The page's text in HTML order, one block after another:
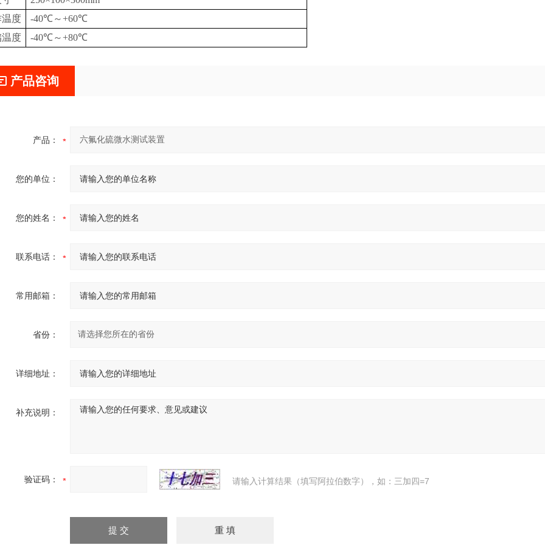
度
-40℃～+60℃
度
-40℃～+80℃
产品咨询
产品：
您的单位：
您的姓名：
联系电话：
常用邮箱：
省份：
详细地址：
补充说明：
验证码： 请输入计算结果（填写阿拉伯数字），如：三加四=7